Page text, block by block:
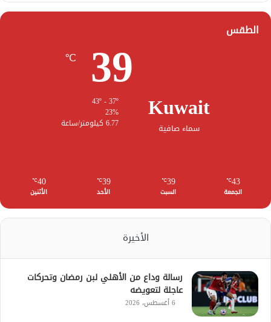
الطقس
Kuwait
سماء صافية
39
℃
23%
6.77 كيلومتر/ساعة
43
℃
الجمعة
39
℃
السبت
39
℃
الأحد
40
℃
الأثنين
الأخيرة
رسالة وداع من الأهلي لبن رمضان وتحركات
عاجلة لتعويضه
6 أغسطس، 2026